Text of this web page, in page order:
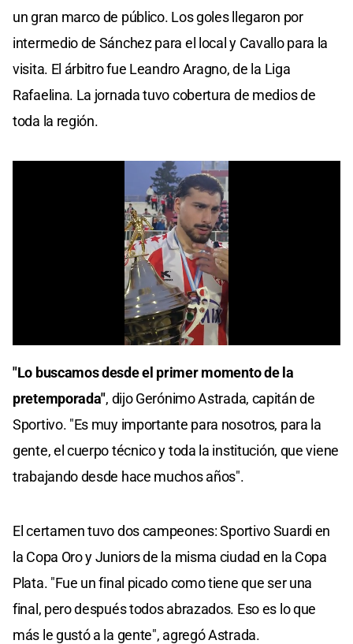
un gran marco de público. Los goles llegaron por
intermedio de Sánchez para el local y Cavallo para la
visita. El árbitro fue Leandro Aragno, de la Liga
Rafaelina. La jornada tuvo cobertura de medios de
toda la región.
of
seconds
"Lo buscamos desde el primer momento de la
pretemporada", dijo Gerónimo Astrada, capitán de
Sportivo. "Es muy importante para nosotros, para la
gente, el cuerpo técnico y toda la institución, que viene
trabajando desde hace muchos años".
El certamen tuvo dos campeones: Sportivo Suardi en
la Copa Oro y Juniors de la misma ciudad en la Copa
Plata. "Fue un final picado como tiene que ser una
final, pero después todos abrazados. Eso es lo que
más le gustó a la gente", agregó Astrada.